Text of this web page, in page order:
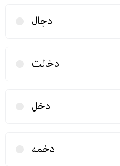
دجال
دخالت
دخل
دخمه